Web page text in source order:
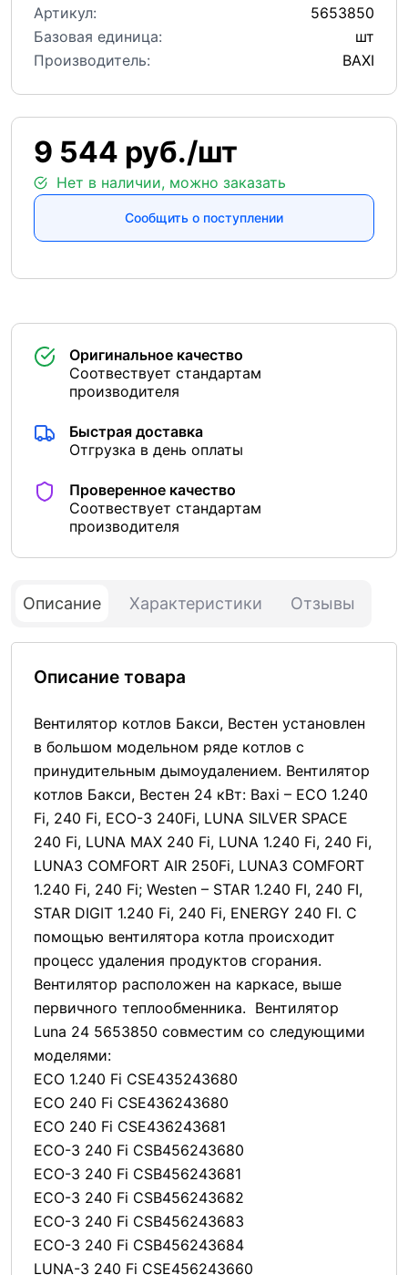
9 544 руб./шт
Нет в наличии, можно заказать
Сообщить о поступлении
Артикул:
5653850
Базовая единица:
шт
Производитель:
BAXI
Оригинальное качество
Соотвествует стандартам
производителя
Быстрая доставка
Отгрузка в день оплаты
Проверенное качество
Соотвествует стандартам
производителя
Описание Характеристики Отзывы
Описание товара
Вентилятор котлов Бакси, Вестен установлен
в большом модельном ряде котлов с
принудительным дымоудалением. Вентилятор
котлов Бакси, Вестен 24 кВт: Baxi – ECO 1.240
Fi, 240 Fi, ECO-3 240Fi, LUNA SILVER SPACE
240 Fi, LUNA MAX 240 Fi, LUNA 1.240 Fi, 240 Fi,
LUNA3 COMFORT AIR 250Fi, LUNA3 COMFORT
1.240 Fi, 240 Fi; Westen – STAR 1.240 FI, 240 FI,
STAR DIGIT 1.240 Fi, 240 Fi, ENERGY 240 FI. С
помощью вентилятора котла происходит
процесс удаления продуктов сгорания.
Вентилятор расположен на каркасе, выше
первичного теплообменника. Вентилятор
Luna 24 5653850 совместим со следующими
моделями:
ECO 1.240 Fi CSE435243680
ECO 240 Fi CSE436243680
ECO 240 Fi CSE436243681
ECO-3 240 Fi CSB456243680
ECO-3 240 Fi CSB456243681
ECO-3 240 Fi CSB456243682
ECO-3 240 Fi CSB456243683
ECO-3 240 Fi CSB456243684
LUNA-3 240 Fi CSE456243660